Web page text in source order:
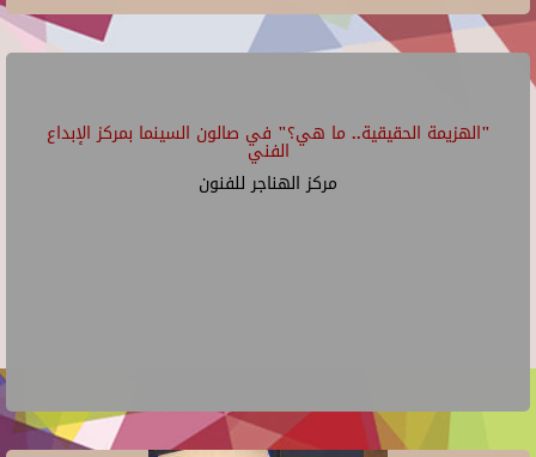
"الهزيمة الحقيقية.. ما هي؟" في صالون السينما بمركز الإبداع
الفني
مركز الهناجر للفنون